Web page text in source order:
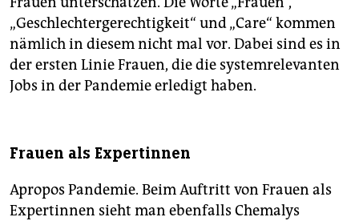
„Geschlechtergerechtigkeit“ und „Care“ kommen
nämlich in diesem nicht mal vor. Dabei sind es in
der ersten Linie Frauen, die die systemrelevanten
Jobs in der Pandemie erledigt haben.
Frauen als Expertinnen
Apropos Pandemie. Beim Auftritt von Frauen als
Expertinnen sieht man ebenfalls Chemalys